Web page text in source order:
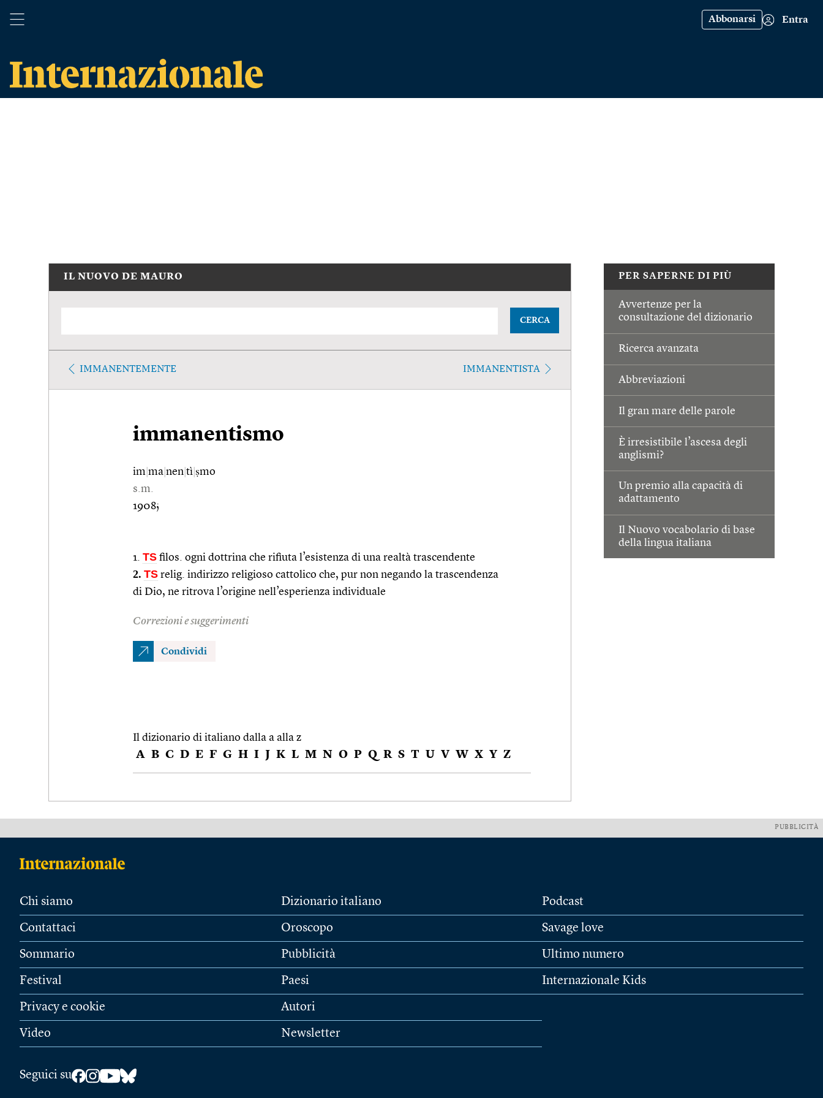
Abbonarsi Entra
PER SAPERNE DI PIÙ
Avvertenze per la
consultazione del dizionario
Ricerca avanzata
Abbreviazioni
Il gran mare delle parole
È irresistibile l’ascesa degli
anglismi?
Un premio alla capacità di
adattamento
Il Nuovo vocabolario di base
della lingua italiana
IL NUOVO DE MAURO
CERCA
IMMANENTEMENTE IMMANENTISTA
immanentismo
im ma nen tì ṣmo
s.m.
1908;
1. TS filos. ogni dottrina che rifiuta l’esistenza di una realtà trascendente
2. TS relig. indirizzo religioso cattolico che, pur non negando la trascendenza
di Dio, ne ritrova l’origine nell’esperienza individuale
Correzioni e suggerimenti
Condividi
Il dizionario di italiano dalla a alla z
A B C D E F G H I J K L M N O P Q R S T U V W X Y Z
PUBBLICITÀ
Chi siamo
Contattaci
Sommario
Festival
Privacy e cookie
Video
Dizionario italiano
Oroscopo
Pubblicità
Paesi
Autori
Newsletter
Podcast
Savage love
Ultimo numero
Internazionale Kids
Seguici su